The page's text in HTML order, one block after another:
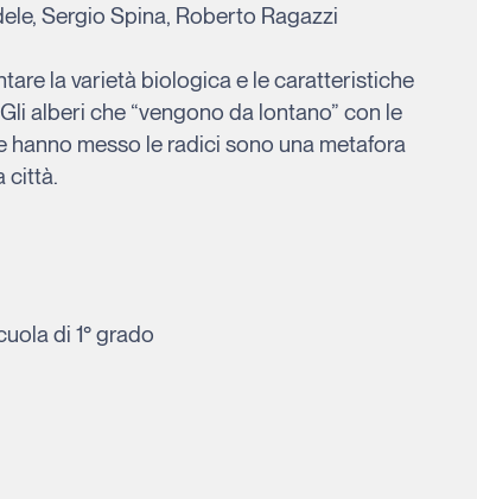
Sergio Spina, Roberto Ragazzi
la varietà biologica e le caratteristiche
alberi che “vengono da lontano” con le
messo le radici sono una metafora
città.
di 1° grado